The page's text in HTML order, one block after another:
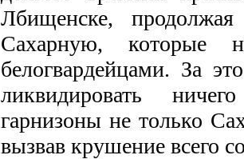
Лбищенске,
Сахарную, которые
белогвардейцами. За
ликвидировать
гарнизоны не только
вызвав крушение всего